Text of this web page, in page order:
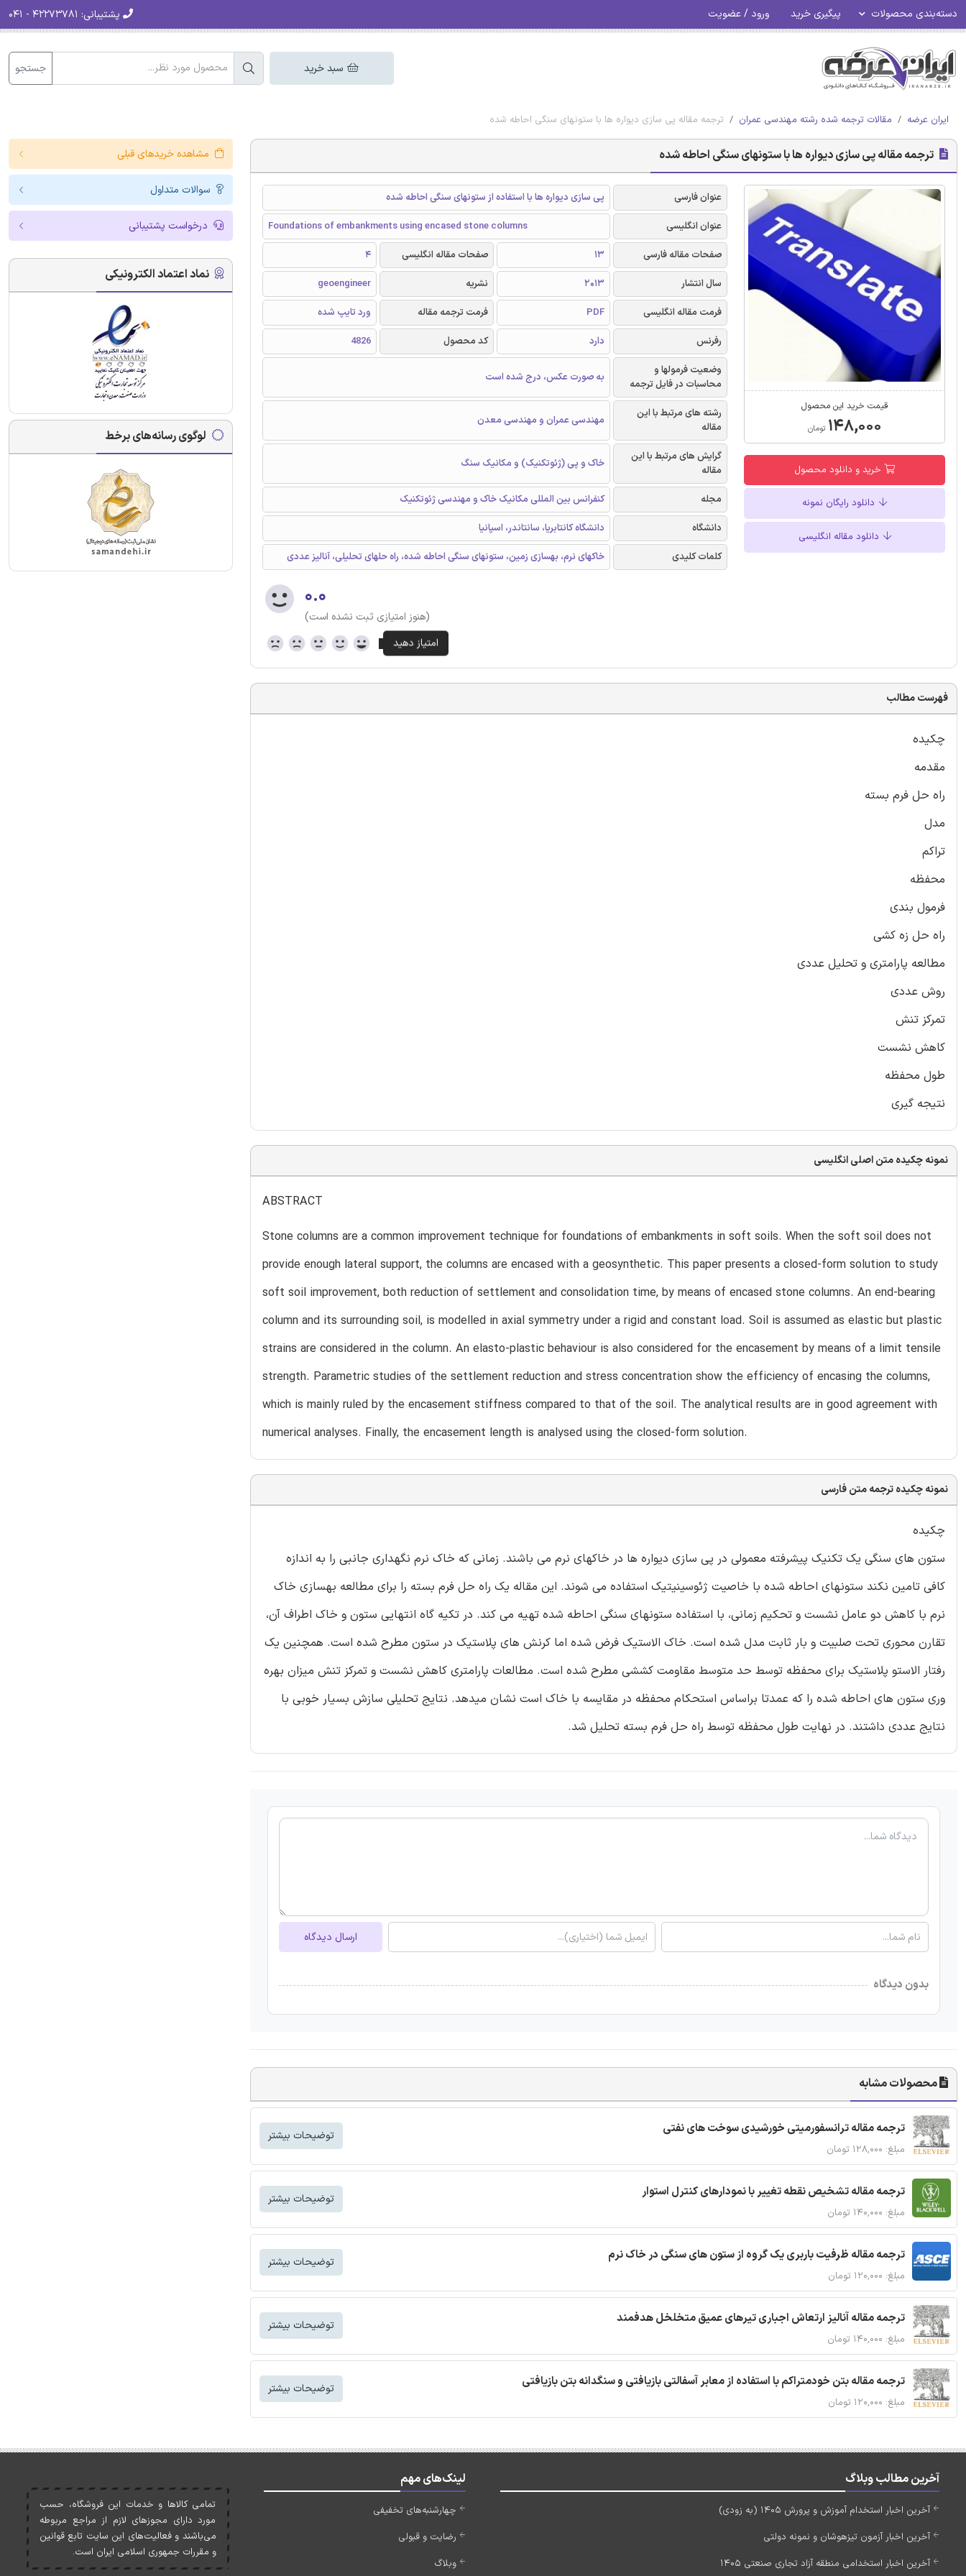
دسته‌بندی محصولات پیگیری خرید ورود / عضویت پشتیبانی:
سبد خرید جستجو
ایران عرضه مقالات ترجمه شده رشته مهندسی عمران ترجمه مقاله پی سازی دیواره ها با ستونهای سنگی احاطه شده
ترجمه مقاله پی سازی دیواره ها با ستونهای سنگی احاطه شده
قیمت خرید این محصول
۱۴۸,۰۰۰ تومان
خرید و دانلود محصول
دانلود رایگان نمونه
دانلود مقاله انگلیسی
عنوان فارسی
پی سازی دیواره ها با استفاده از ستونهای سنگی احاطه شده
عنوان انگلیسی
Foundations of embankments using encased stone columns
صفحات مقاله فارسی
13 صفحات مقاله انگلیسی
4
سال انتشار
2013 نشریه
geoengineer
فرمت مقاله انگلیسی
PDF فرمت ترجمه مقاله
ورد تایپ شده
رفرنس
دارد کد محصول
4826
وضعیت فرمولها و
محاسبات در فایل ترجمه
به صورت عکس، درج شده است
رشته های مرتبط با این
مقاله
مهندسی عمران و مهندسی معدن
گرایش های مرتبط با این
مقاله
خاک و پی (ژئوتکنیک) و مکانیک سنگ
مجله
کنفرانس بین المللی مکانیک خاک و مهندسی ژئوتکنیک
دانشگاه
دانشگاه کانتابریا، سانتاندر، اسپانیا
کلمات کلیدی
خاکهای نرم، بهسازی زمین، ستونهای سنگی احاطه شده، راه حلهای تحلیلی، آنالیز عددی
۰.۰
(هنوز امتیازی ثبت نشده است)
فهرست مطالب
چکیده
مقدمه
راه حل فرم بسته
مدل
تراکم
محفظه
فرمول بندی
راه حل زه کشی
مطالعه پارامتری و تحلیل عددی
روش عددی
تمرکز تنش
کاهش نشست
طول محفظه
نتیجه گیری
نمونه چکیده متن اصلی انگلیسی
ABSTRACT
Stone columns are a common improvement technique for foundations of embankments in soft soils. When the soft soil does not
provide enough lateral support, the columns are encased with a geosynthetic. This paper presents a closed-form solution to study
soft soil improvement, both reduction of settlement and consolidation time, by means of encased stone columns. An end-bearing
column and its surrounding soil, is modelled in axial symmetry under a rigid and constant load. Soil is assumed as elastic but plastic
strains are considered in the column. An elasto-plastic behaviour is also considered for the encasement by means of a limit tensile
strength. Parametric studies of the settlement reduction and stress concentration show the efficiency of encasing the columns,
which is mainly ruled by the encasement stiffness compared to that of the soil. The analytical results are in good agreement with
numerical analyses. Finally, the encasement length is analysed using the closed-form solution.
نمونه چکیده ترجمه متن فارسی
چکیده
ستون های سنگی یک تکنیک پیشرفته معمولی در پی سازی دیواره ها در خاکهای نرم می باشند. زمانی که خاک نرم نگهداری جانبی را به اندازه
کافی تامین نکند ستونهای احاطه شده با خاصیت ژئوسینیتیک استفاده می شوند. این مقاله یک راه حل فرم بسته را برای مطالعه بهسازی خاک
نرم با کاهش دو عامل نشست و تحکیم زمانی، با استفاده ستونهای سنگی احاطه شده تهیه می کند. در تکیه گاه انتهایی ستون و خاک اطراف آن،
تقارن محوری تحت صلبیت و بار ثابت مدل شده است. خاک الاستیک فرض شده اما کرنش های پلاستیک در ستون مطرح شده است. همچنین یک
رفتار الاستو پلاستیک برای محفظه توسط حد متوسط مقاومت کششی مطرح شده است. مطالعات پارامتری کاهش نشست و تمرکز تنش میزان بهره
وری ستون های احاطه شده را که عمدتا براساس استحکام محفظه در مقایسه با خاک است نشان میدهد. نتایج تحلیلی سازش بسیار خوبی با
نتایج عددی داشتند. در نهایت طول محفظه توسط راه حل فرم بسته تحلیل شد.
ارسال دیدگاه
بدون دیدگاه
محصولات مشابه
ترجمه مقاله ترانسفورمیتی خورشیدی سوخت های نفتی
مبلغ: ۱۲۸,۰۰۰ تومان
توضیحات بیشتر
ترجمه مقاله تشخیص نقطه تغییر با نمودارهای کنترل استوار
مبلغ: ۱۴۰,۰۰۰ تومان
توضیحات بیشتر
ترجمه مقاله ظرفیت باربری یک گروه از ستون های سنگی در خاک نرم
مبلغ: ۱۲۰,۰۰۰ تومان
توضیحات بیشتر
ترجمه مقاله آنالیز ارتعاش اجباری تیرهای عمیق متخلخل هدفمند
مبلغ: ۱۴۰,۰۰۰ تومان
توضیحات بیشتر
ترجمه مقاله بتن خودمتراکم با استفاده از معابر آسفالتی بازیافتی و سنگدانه بتن بازیافتی
مبلغ: ۱۲۰,۰۰۰ تومان
توضیحات بیشتر
مشاهده خریدهای قبلی
سوالات متداول
درخواست پشتیبانی
نماد اعتماد الکترونیکی
لوگوی رسانه‌های برخط
آخرین مطالب وبلاگ
آخرین اخبار استخدام آموزش و پرورش 1405 (به زودی)
آخرین اخبار آزمون تیزهوشان و نمونه دولتی
آخرین اخبار استخدامی منطقه آزاد تجاری صنعتی 1405
لینک‌های مهم
چهارشنبه‌های تخفیفی
رضایت و قبولی
وبلاگ
تمامی کالاها و خدمات اين فروشگاه، حسب
مورد دارای مجوزهای لازم از مراجع مربوطه
می‌باشند و فعاليت‌های اين سايت تابع قوانين
و مقررات جمهوری اسلامی ايران است.